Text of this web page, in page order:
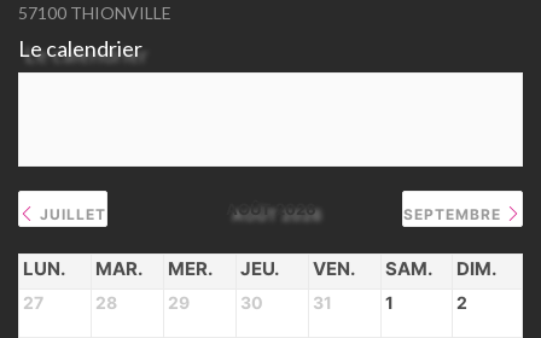
57100 THIONVILLE
Le calendrier
JUILLET AOÛT 2026 SEPTEMBRE
LUN. MAR. MER. JEU. VEN. SAM. DIM.
27 28 29 30 31 1 2